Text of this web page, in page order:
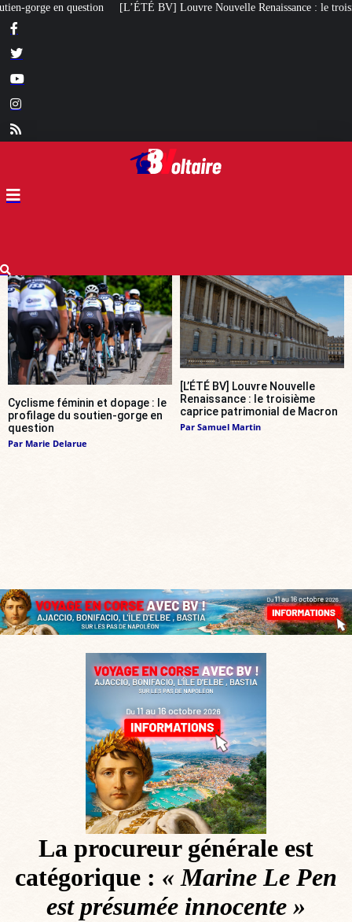
Louvre Nouvelle Renaissance : le troisième caprice patrimonial de Macron
Cyclisme féminin et dopage : le
profilage du soutien-gorge en
question
Par Marie Delarue
[L’ÉTÉ BV] Louvre Nouvelle
Renaissance : le troisième
caprice patrimonial de Macron
Par Samuel Martin
La procureur générale est
catégorique : « Marine Le Pen
est présumée innocente »